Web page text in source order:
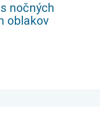
nočných
oblakov